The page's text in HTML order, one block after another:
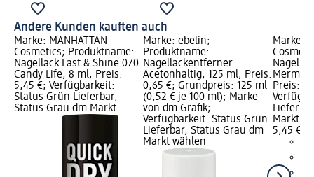
Andere Kunden kauften auch
Marke: MANHATTAN
Cosmetics; Produktname:
Nagellack Last & Shine 070
Candy Life, 8 ml; Preis:
5,45 €; Verfügbarkeit:
Status Grün Lieferbar,
Status Grau dm Markt
Marke: ebelin;
Produktname:
Nagellackentferner
Acetonhaltig, 125 ml; Preis:
0,65 €; Grundpreis: 125 ml
(0,52 € je 100 ml); Marke
von dm Grafik;
Verfügbarkeit: Status Grün
Lieferbar, Status Grau dm
Markt wählen
Marke:
Preis:
Markt
5,45 €